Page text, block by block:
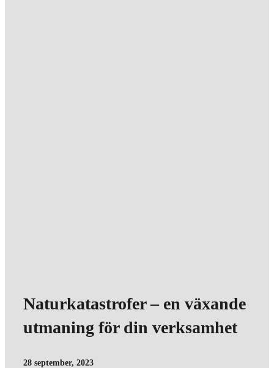
Naturkatastrofer – en växande
utmaning för din verksamhet
28 september, 2023